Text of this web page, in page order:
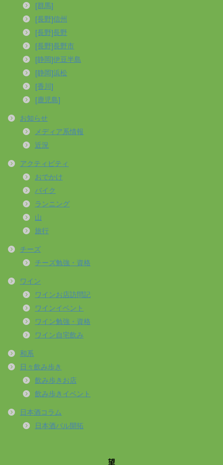
[群馬]
[長野]信州
[長野]長野
[長野]長野市
[静岡]伊豆半島
[静岡]浜松
[香川]
[鹿児島]
お知らせ
メディア系情報
近況
アクティビティ
おでかけ
バイク
ランニング
山
旅行
チーズ
チーズ勉強・資格
ワイン
ワインお店訪問記
ワインイベント
ワイン勉強・資格
ワイン自宅飲み
和系
日々飲み歩き
飲み歩きお店
飲み歩きイベント
日本酒コラム
日本酒バル開拓
望